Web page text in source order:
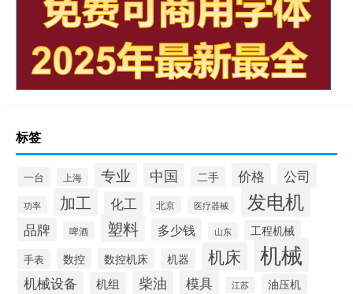
标签
一台 上海 专业 中国 二手 价格 公司
功率 加工 化工 北京 医疗器械 发电机
品牌 啤酒 塑料 多少钱 山东 工程机械
手表 数控 数控机床 机器 机床 机械
机械设备 机组 柴油 模具 江苏
油压机